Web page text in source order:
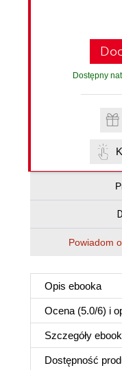
Dostępny
Powiadom
Opis ebooka
Ocena (5.0/6) i
Szczegóły
Dostępność